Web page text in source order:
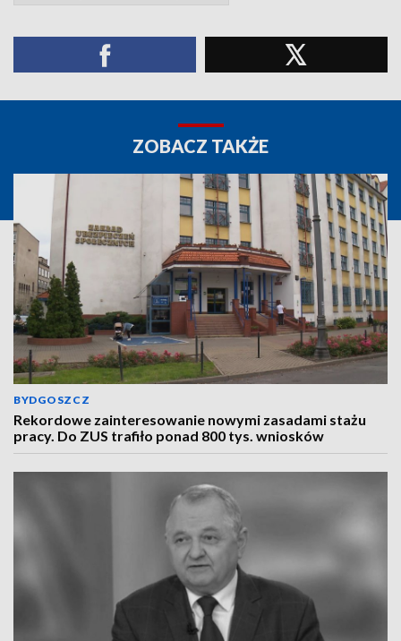
ZOBACZ TAKŻE
BYDGOSZCZ
Rekordowe zainteresowanie nowymi zasadami stażu
pracy. Do ZUS trafiło ponad 800 tys. wniosków